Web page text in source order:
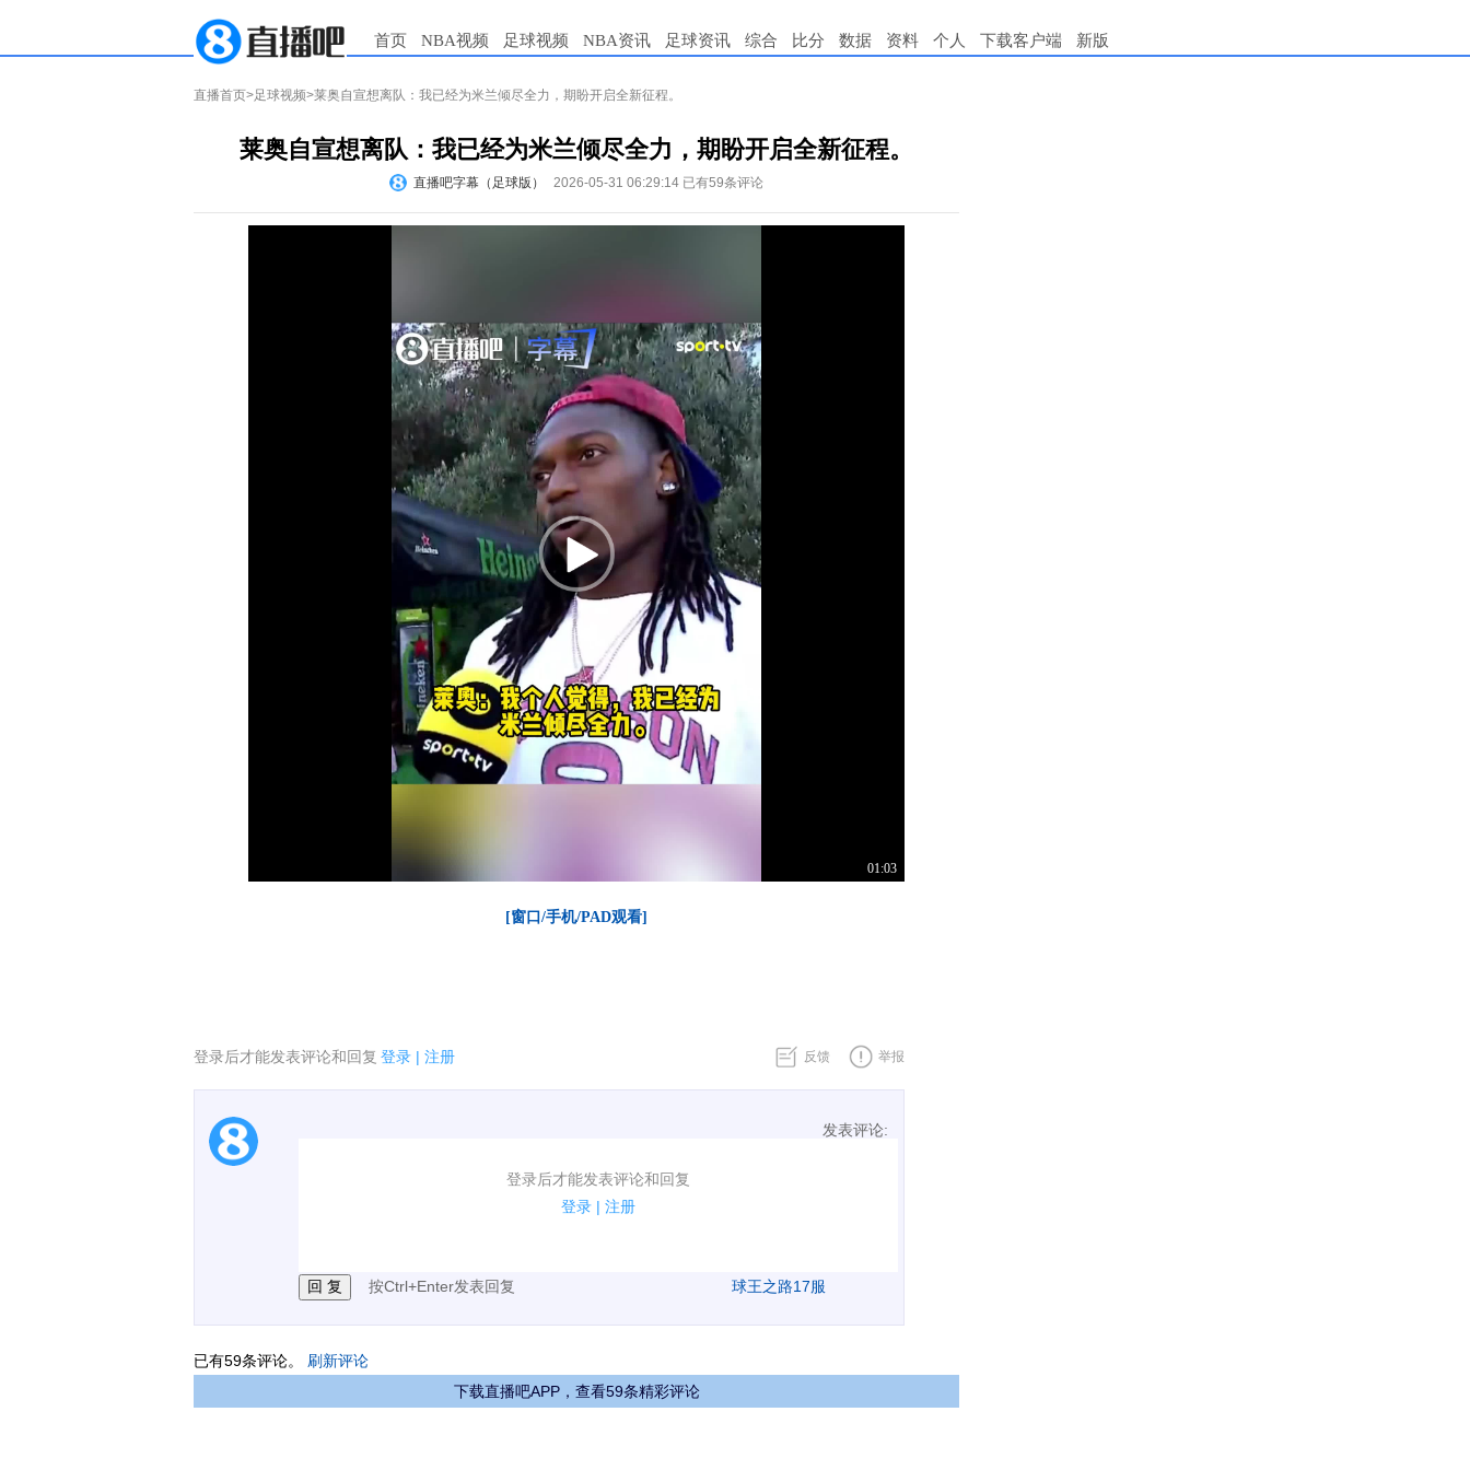
首页 NBA视频 足球视频 NBA资讯 足球资讯 综合 比分 数据 资料 个人 下载客户端 新版
直播首页>足球视频>莱奥自宣想离队：我已经为米兰倾尽全力，期盼开启全新征程。
莱奥自宣想离队：我已经为米兰倾尽全力，期盼开启全新征程。
直播吧字幕（足球版） 2026-05-31 06:29:14 已有59条评论
01:03
[窗口/手机/PAD观看]
登录后才能发表评论和回复 登录 | 注册 反馈 举报
发表评论:
登录后才能发表评论和回复
登录 | 注册
1.电脑端新用户可以发表评论了！
按Ctrl+Enter发表回复 球王之路17服
已有59条评论。 刷新评论
下载直播吧APP，查看59条精彩评论